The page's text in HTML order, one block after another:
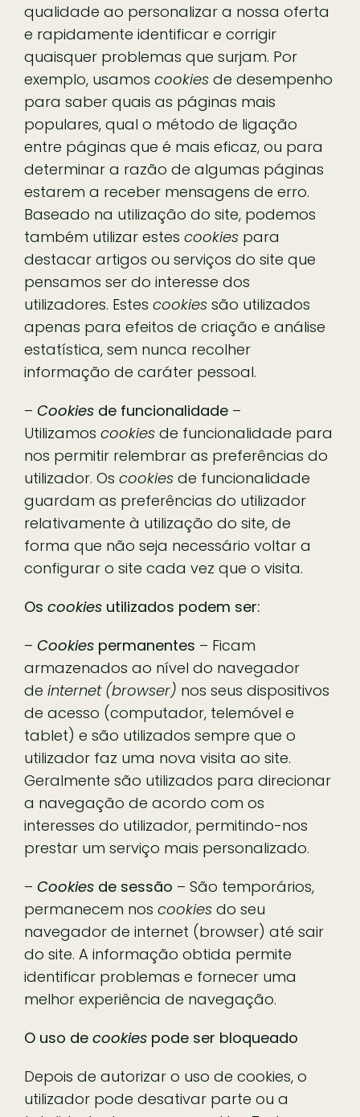
qualidade ao personalizar a nossa oferta
e rapidamente identificar e corrigir
quaisquer problemas que surjam. Por
exemplo, usamos cookies de desempenho
para saber quais as páginas mais
populares, qual o método de ligação
entre páginas que é mais eficaz, ou para
determinar a razão de algumas páginas
estarem a receber mensagens de erro.
Baseado na utilização do site, podemos
também utilizar estes cookies para
destacar artigos ou serviços do site que
pensamos ser do interesse dos
utilizadores. Estes cookies são utilizados
apenas para efeitos de criação e análise
estatística, sem nunca recolher
informação de caráter pessoal.
– Cookies de funcionalidade –
Utilizamos cookies de funcionalidade para
nos permitir relembrar as preferências do
utilizador. Os cookies de funcionalidade
guardam as preferências do utilizador
relativamente à utilização do site, de
forma que não seja necessário voltar a
configurar o site cada vez que o visita.
Os cookies utilizados podem ser:
– Cookies permanentes – Ficam
armazenados ao nível do navegador
de internet (browser) nos seus dispositivos
de acesso (computador, telemóvel e
tablet) e são utilizados sempre que o
utilizador faz uma nova visita ao site.
Geralmente são utilizados para direcionar
a navegação de acordo com os
interesses do utilizador, permitindo-nos
prestar um serviço mais personalizado.
– Cookies de sessão – São temporários,
permanecem nos cookies do seu
navegador de internet (browser) até sair
do site. A informação obtida permite
identificar problemas e fornecer uma
melhor experiência de navegação.
O uso de cookies pode ser bloqueado
Depois de autorizar o uso de cookies, o
utilizador pode desativar parte ou a